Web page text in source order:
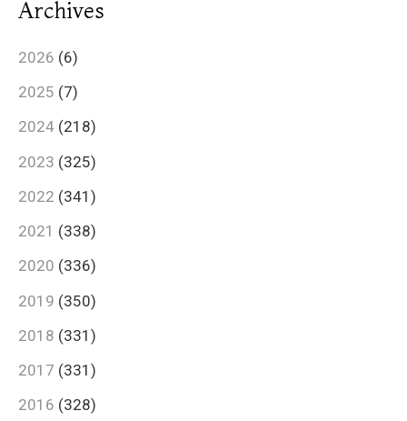
Archives
2026 (6)
2025 (7)
2024 (218)
2023 (325)
2022 (341)
2021 (338)
2020 (336)
2019 (350)
2018 (331)
2017 (331)
2016 (328)